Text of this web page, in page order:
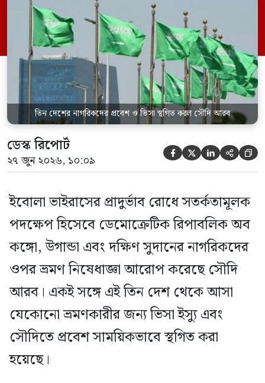
সৌদিতে প্রবেশ সাময়িকভাবে স্থগিত করা
হয়েছে। সৌদি প্রেস এজেন্সি (এসপিএ)
জানিয়েছে, এই নিষেধাজ্ঞা শুধুমাত্র সরাসরি ওই
তিন দেশ থেকে […]
তিন দেশের নাগরিকদের প্রবেশ ও ভিসা স্থগিত করল সৌদি আরব
ডেস্ক রিপোর্ট
২৭ জুন ২০২৬, ১০:০৯     
ইবোলা ভাইরাসের প্রাদুর্ভাব রোধে সতর্কতামূলক
পদক্ষেপ হিসেবে ডেমোক্রেটিক রিপাবলিক অব
কঙ্গো, উগান্ডা এবং দক্ষিণ সুদানের নাগরিকদের
ওপর ভ্রমণ নিষেধাজ্ঞা আরোপ করেছে সৌদি
আরব। একই সঙ্গে এই তিন দেশ থেকে আসা
যেকোনো ভ্রমণকারীর জন্য ভিসা ইস্যু এবং
সৌদিতে প্রবেশ সাময়িকভাবে স্থগিত করা
হয়েছে।